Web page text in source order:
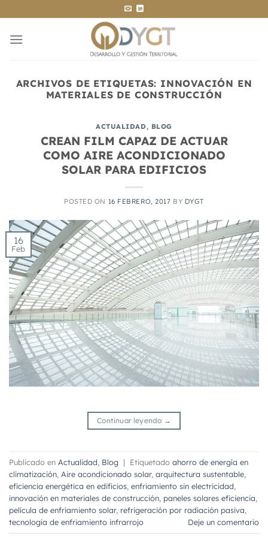
al
contenido
ARCHIVOS DE ETIQUETAS: INNOVACIÓN EN
MATERIALES DE CONSTRUCCIÓN
ACTUALIDAD, BLOG
CREAN FILM CAPAZ DE ACTUAR
COMO AIRE ACONDICIONADO
SOLAR PARA EDIFICIOS
POSTED ON 16 FEBRERO, 2017 BY DYGT
16
Feb
Continuar leyendo →
Publicado en Actualidad Blog | Etiquetado ahorro de energía en
climatización Aire acondicionado solar, arquitectura sustentable
eficiencia energética en edificios enfriamiento sin electricidad
innovación en materiales de construcción paneles solares eficiencia
película de enfriamiento solar, refrigeración por radiación pasiva
tecnología de enfriamiento infrarrojo
Deje un comentario